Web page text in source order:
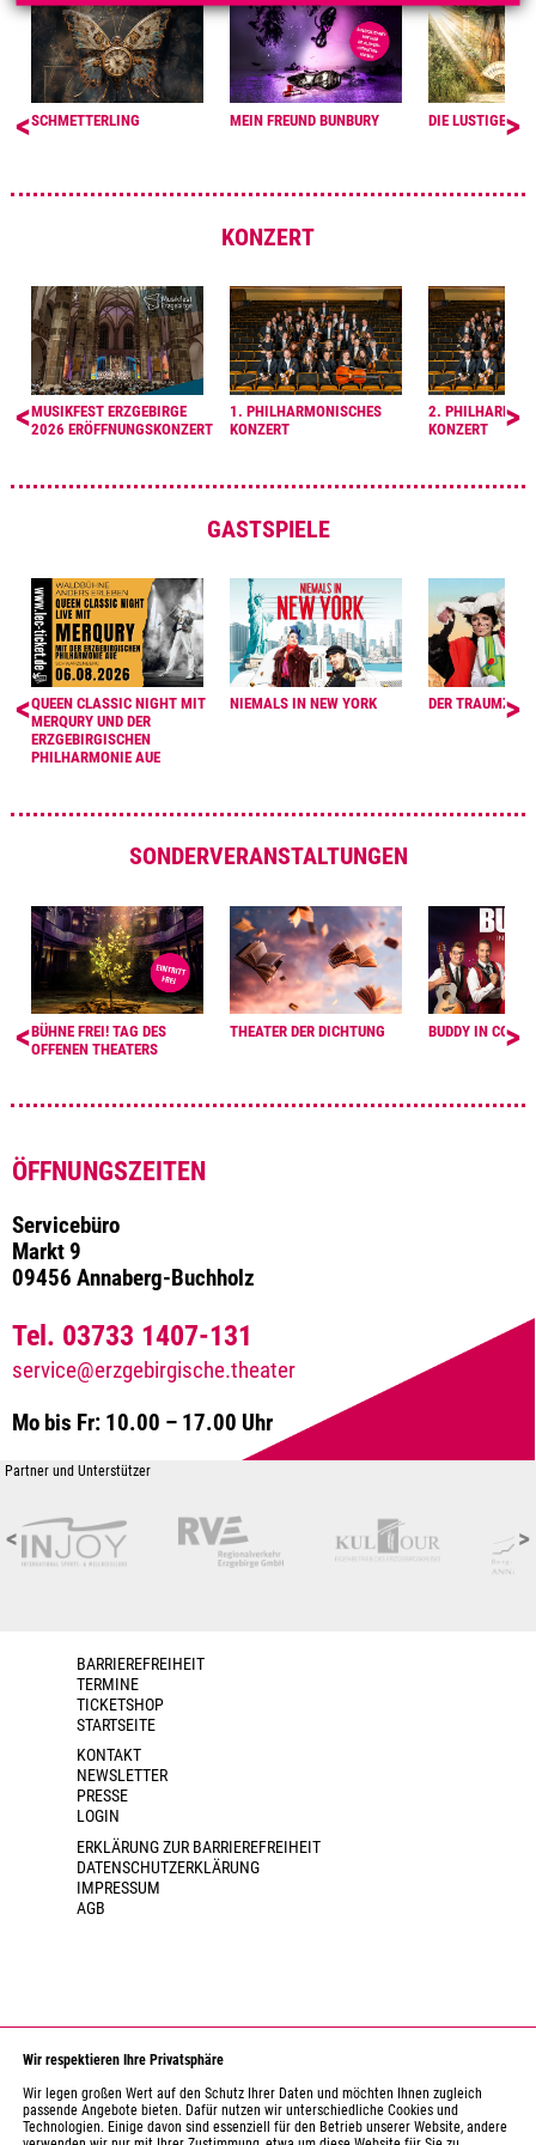
Wir respektieren Ihre Privatsphäre
Wir legen großen Wert auf den Schutz Ihrer Daten und möchten Ihnen zugleich
passende Angebote bieten. Dafür nutzen wir unterschiedliche Cookies und
Technologien. Einige davon sind essenziell für den Betrieb unserer Website, andere
SCHMETTERLING MEIN FREUND BUNBURY DIE LUSTIGE
< >
KONZERT
MUSIKFEST ERZGEBIRGE
2026 ERÖFFNUNGSKONZERT
1. PHILHARMONISCHES
KONZERT
2.
KONZERT
< >
GASTSPIELE
QUEEN CLASSIC NIGHT MIT
MERQURY UND DER
ERZGEBIRGISCHEN
PHILHARMONIE AUE
NIEMALS IN NEW YORK DER
< >
SONDERVERANSTALTUNGEN
BÜHNE FREI! TAG DES
OFFENEN THEATERS
THEATER DER DICHTUNG BUDDY IN
< >
ÖFFNUNGSZEITEN
Servicebüro
Markt 9
09456 Annaberg-Buchholz
Tel. 03733 1407-131
service@erzgebirgische.theater
Mo bis Fr: 10.00 – 17.00 Uhr
Partner und Unterstützer
< >
BARRIEREFREIHEIT
TERMINE
TICKETSHOP
STARTSEITE
KONTAKT
NEWSLETTER
PRESSE
LOGIN
ERKLÄRUNG ZUR BARRIEREFREIHEIT
DATENSCHUTZERKLÄRUNG
IMPRESSUM
AGB